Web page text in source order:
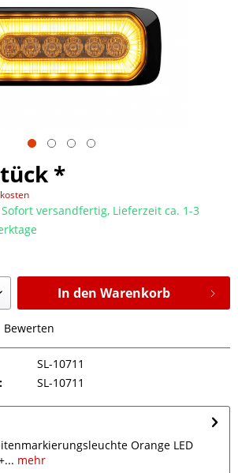
*
Sofort versandfertig, Lieferzeit ca. 1-3
In den Warenkorb
Bewerten
SL-10711
SL-10711
Orange LED
mehr